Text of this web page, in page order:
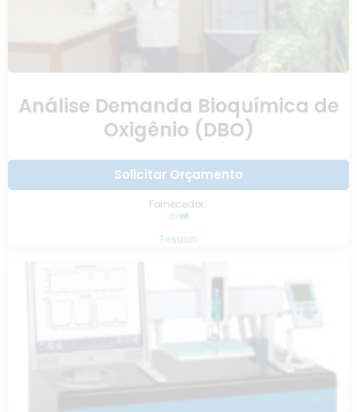
Análise Demanda Bioquímica de
Oxigênio (DBO)
Solicitar Orçamento
Fornecedor:
Tesalab